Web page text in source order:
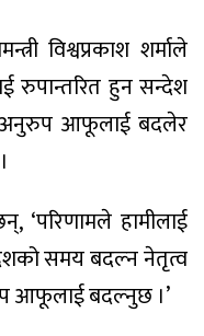
विश्वप्रकाश शर्माले
रुपान्तरित हुन सन्देश
अनुरुप आफूलाई बदलेर
‘परिणामले हामीलाई
समय बदल्न नेतृत्व
आफूलाई बदल्नुछ ।’